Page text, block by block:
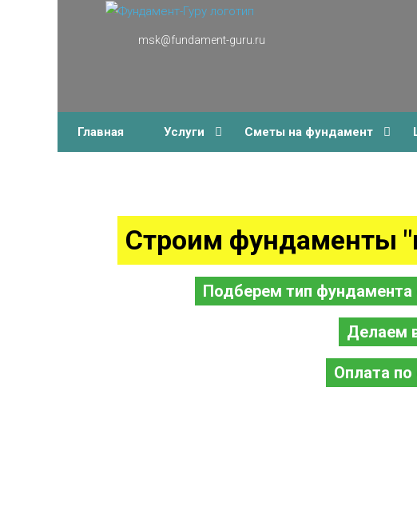
msk@fundament-guru.ru
Главная Услуги Сметы на фундамент
Строим фундаменты
Подберем тип фундамента
Делаем
Оплата